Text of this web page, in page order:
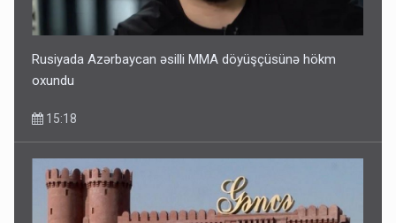
Rusiyada Azərbaycan əsilli MMA döyüşçüsünə hökm
oxundu
15:18